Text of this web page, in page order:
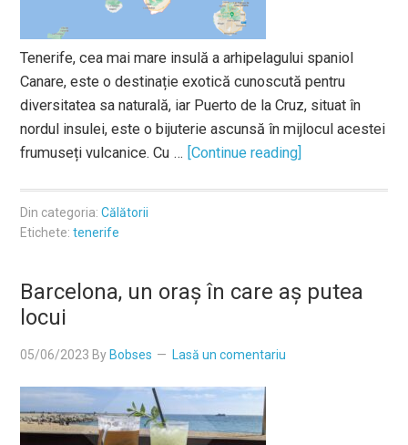
Tenerife, cea mai mare insulă a arhipelagului spaniol
Canare, este o destinație exotică cunoscută pentru
diversitatea sa naturală, iar Puerto de la Cruz, situat în
nordul insulei, este o bijuterie ascunsă în mijlocul acestei
frumuseți vulcanice. Cu … [Continue reading]
Din categoria:Călătorii
Etichete:tenerife
Barcelona, un oraș în care aș putea
locui
05/06/2023 By Bobses Lasă un comentariu